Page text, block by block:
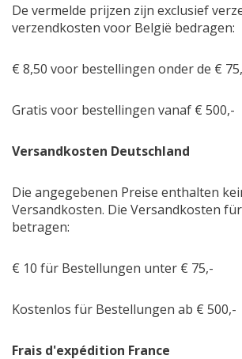
De vermelde prijzen zijn exclusief
verzendkosten voor België bedragen:
€ 8,50 voor bestellingen onder de €
Gratis voor bestellingen vanaf € 500,-
Versandkosten Deutschland
Die angegebenen Preise enthalten
Versandkosten. Die Versandkosten
betragen:
€ 10 für Bestellungen unter € 75,-
Kostenlos für Bestellungen ab € 500,-
Frais d'expédition France